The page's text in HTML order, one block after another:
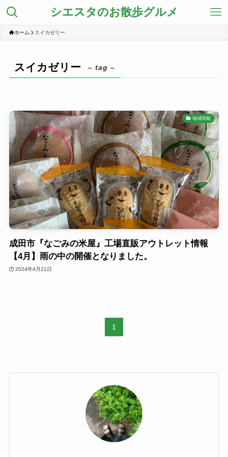
シエスタのお散歩グルメ
ホーム スイカゼリー
スイカゼリー – tag –
地域情報
成田市『なごみの米屋』工場直販アウトレット情報
【4月】雨の中の開催となりました。
2024年4月21日
1